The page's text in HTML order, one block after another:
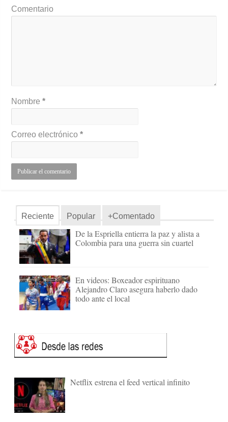
Comentario
Nombre*
Correo electrónico*
Reciente Popular +Comentado
De la Espriella entierra la paz y alista a
Colombia para una guerra sin cuartel
En videos: Boxeador espirituano
Alejandro Claro asegura haberlo dado
todo ante el local
Netflix estrena el feed vertical infinito